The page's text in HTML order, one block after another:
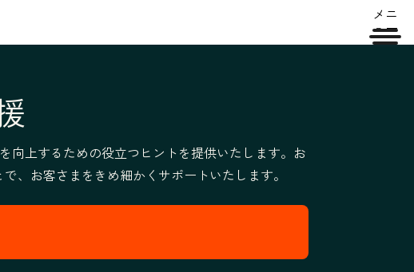
メニ
ュー
向上するための役立つヒントを提供いたします。お
、お客さまをきめ細かくサポートいたします。